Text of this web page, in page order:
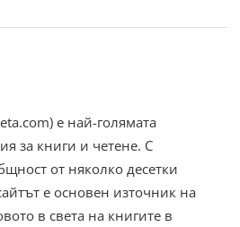
е най-голямата
за книги и четене. С
от няколко десетки
е основен източник на
в света на книгите в